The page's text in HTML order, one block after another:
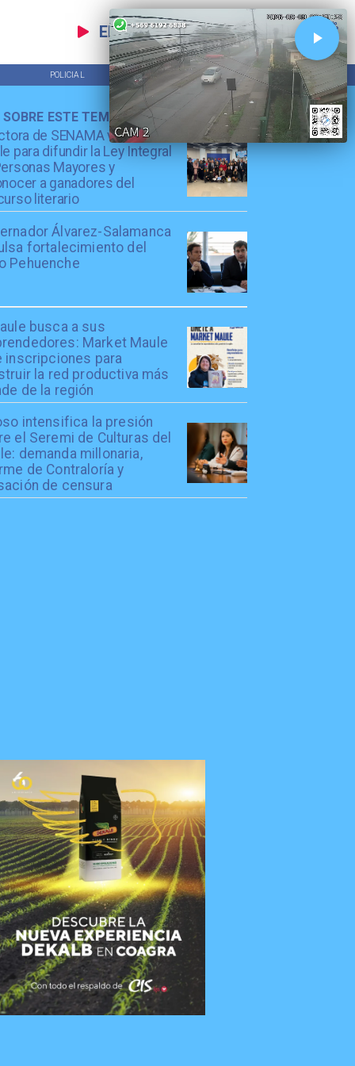
EN VIVO
POLICIAL TENDENCIAS
de SENAMA visitó el
para difundir la Ley Integral
Mayores y
a ganadores del
literario
Álvarez-Salamanca
fortalecimiento del
Pehuenche
busca a sus
Market Maule
inscripciones para
la red productiva más
de la región
intensifica la presión
el Seremi de Culturas del
demanda millonaria,
de Contraloría y
de censura
ESTE TEMA